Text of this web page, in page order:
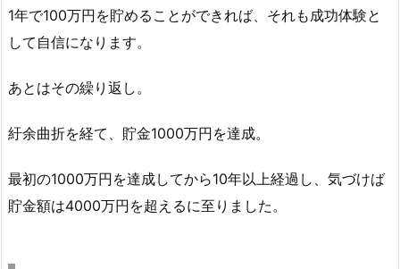
1年で100万円を貯めることができれば、それも成功体験と
して自信になります。
あとはその繰り返し。
紆余曲折を経て、貯金1000万円を達成。
最初の1000万円を達成してから10年以上経過し、気づけば
貯金額は4000万円を超えるに至りました。